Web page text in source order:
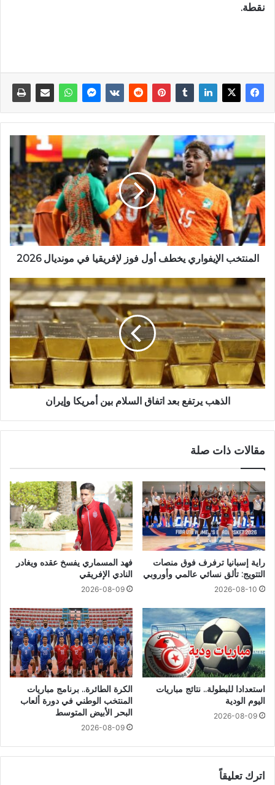
نقطة.
المنتخب الإيفواري يخطف أول فوز لإفريقيا في مونديال 2026
الذهب يرتفع بعد اتفاق السلام بين أمريكا وإيران
مقالات ذات صلة
راية إسبانيا ترفرف فوق منصات
التتويج: تألق نسائي عالمي وأوروبي
2026-08-10
فهد المسماري يفسخ عقده ويغادر
النادي الإفريقي
2026-08-09
استعدادا للبطولة.. نتائج مباريات
اليوم الودية
2026-08-09
الكرة الطائرة.. برنامج مباريات
المنتخب الوطني في دورة ألعاب
البحر الأبيض المتوسط
2026-08-09
اترك تعليقاً